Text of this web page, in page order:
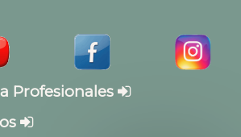
Profesionales